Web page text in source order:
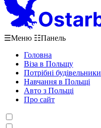
☰Меню ☷Панель
Головна
Віза в Польщу
Потрібні будівельники
Навчання в Польщі
Авто з Польщі
Про сайт